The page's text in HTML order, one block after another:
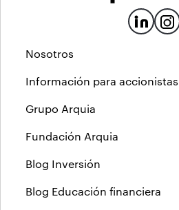
Nosotros
Información para accionistas
Grupo Arquia
Fundación Arquia
Blog Inversión
Blog Educación financiera